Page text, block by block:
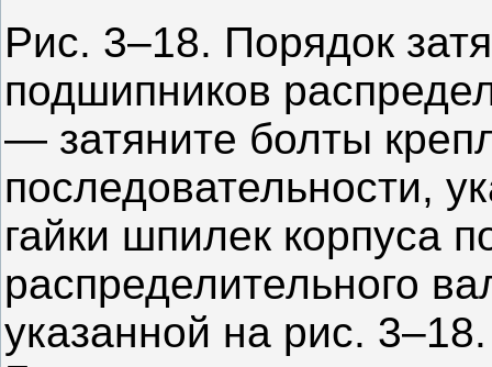
Рис. 3–18. Порядок
подшипников
— затяните болты
последовательности,
гайки шпилек корпуса
распределительного
указанной на рис. 3–18.